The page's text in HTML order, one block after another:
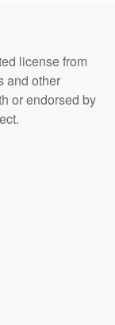
license from
and other
or endorsed by